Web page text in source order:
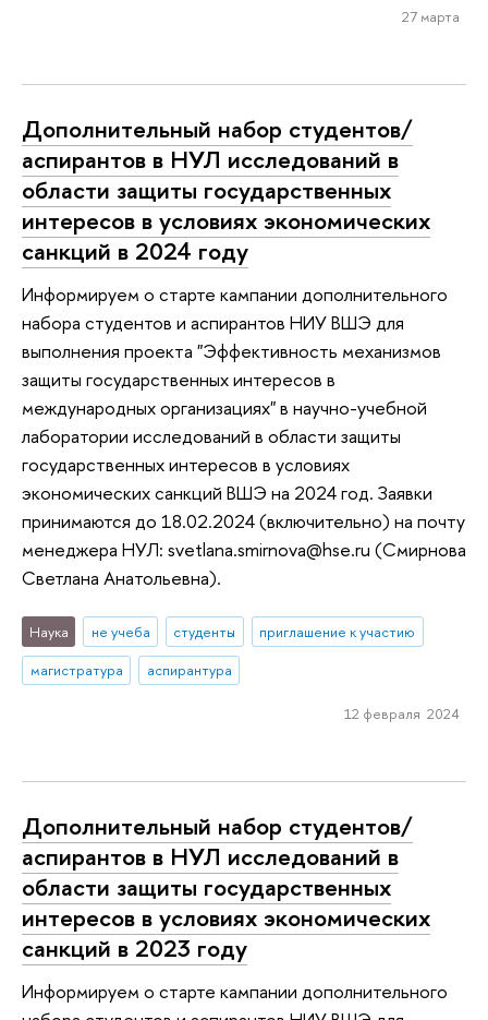
27 марта
Дополнительный набор студентов/
аспирантов в НУЛ исследований в
области защиты государственных
интересов в условиях экономических
санкций в 2024 году
Информируем о старте кампании дополнительного
набора студентов и аспирантов НИУ ВШЭ для
выполнения проекта "Эффективность механизмов
защиты государственных интересов в
международных организациях" в научно-учебной
лаборатории исследований в области защиты
государственных интересов в условиях
экономических санкций ВШЭ на 2024 год. Заявки
принимаются до 18.02.2024 (включительно) на почту
менеджера НУЛ: svetlana.smirnova@hse.ru (Смирнова
Светлана Анатольевна).
Наука не учеба студенты
приглашение к участию
магистратура
аспирантура
12 февраля 2024
Дополнительный набор студентов/
аспирантов в НУЛ исследований в
области защиты государственных
интересов в условиях экономических
санкций в 2023 году
Информируем о старте кампании дополнительного